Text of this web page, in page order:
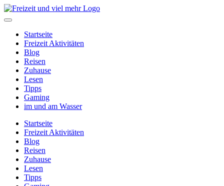
Skip
to
Startseite
Freizeit Aktivitäten
Blog
Reisen
Zuhause
Lesen
Tipps
Gaming
im und am Wasser
Startseite
Freizeit Aktivitäten
Blog
Reisen
Zuhause
Lesen
Tipps